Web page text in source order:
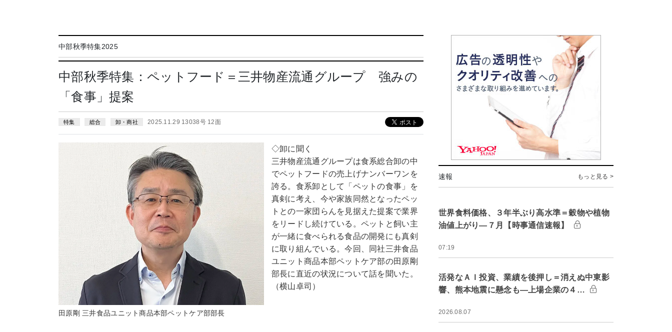
中部秋季特集2025
中部秋季特集：ペットフード＝三井物産流通グループ 強みの
「食事」提案
特集 総合 卸・商社 2025.11.29 13038号 12面
田原剛 三井食品ユニット商品本部ペットケア部部長
◇卸に聞く
三井物産流通グループは食系総合卸の中
でペットフードの売上げナンバーワンを
誇る。食系卸として「ペットの食事」を
真剣に考え、今や家族同然となったペッ
トとの一家団らんを見据えた提案で業界
をリードし続けている。ペットと飼い主
が一緒に食べられる食品の開発にも真剣
に取り組んでいる。今回、同社三井食品
ユニット商品本部ペットケア部の田原剛
部長に直近の状況について話を聞いた。
（横山卓司）
速報 もっと見る >
世界食料価格、３年半ぶり高水準＝穀物や植物
油値上がり―７月【時事通信速報】
07:19
活発なＡＩ投資、業績を後押し＝消えぬ中東影
響、熊本地震に懸念も―上場企業の４…
2026.08.07